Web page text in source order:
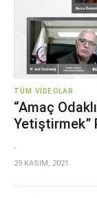
TÜM VIDEOLAR
“Amaç
Yetiştirmek”
.
29 KASIM, 2021